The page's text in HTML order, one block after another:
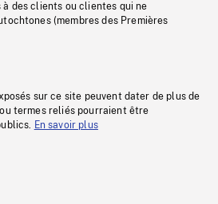
des clients ou clientes qui ne
(membres des Premières
sur ce site peuvent dater de plus de
termes reliés pourraient être
En savoir plus